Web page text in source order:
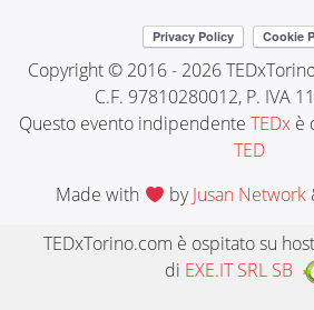
Copyright © 2016 - 2026
C.F. 97810280012, P. IVA
Questo evento indipendente TEDx è
TED
Made with
byJusan Network
TEDxTorino.com è ospitato su
di EXE.IT SRL SB